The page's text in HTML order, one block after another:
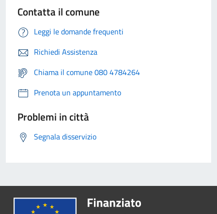
Contatta il comune
Leggi le domande frequenti
Richiedi Assistenza
Chiama il comune 080 4784264
Prenota un appuntamento
Problemi in città
Segnala disservizio